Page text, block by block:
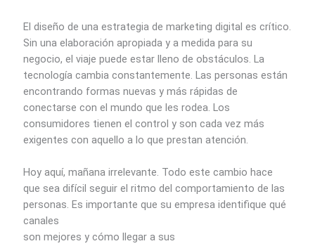
El diseño de una estrategia de marketing digital es crítico.
Sin una elaboración apropiada y a medida para su
negocio, el viaje puede estar lleno de obstáculos. La
tecnología cambia constantemente. Las personas están
encontrando formas nuevas y más rápidas de
conectarse con el mundo que les rodea. Los
consumidores tienen el control y son cada vez más
exigentes con aquello a lo que prestan atención.
Hoy aquí, mañana irrelevante. Todo este cambio hace
que sea difícil seguir el ritmo del comportamiento de las
personas. Es importante que su empresa identifique qué
canales
son mejores y cómo llegar a sus